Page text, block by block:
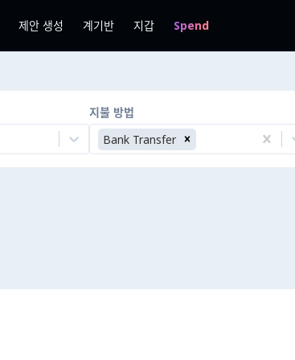
제안 생성 계기반 지갑 Spend
지불 방법
Bank Transfer